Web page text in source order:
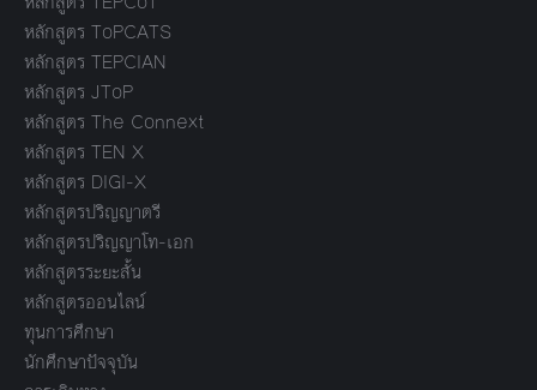
หลักสูตร ToPCATS
หลักสูตร TEPCIAN
หลักสูตร JToP
หลักสูตร The Connext
หลักสูตร TEN X
หลักสูตร DIGI-X
หลักสูตรปริญญาตรี
หลักสูตรปริญญาโท-เอก
หลักสูตรระยะสั้น
หลักสูตรออนไลน์
ทุนการศึกษา
นักศึกษาปัจจุบัน